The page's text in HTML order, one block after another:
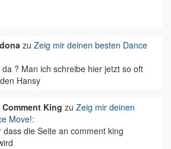
zu Zeig mir deinen besten Dance
? Man ich schreibe hier jetzt so oft
Hansy
King zu Zeig mir deinen
Move!:
dass die Seite an comment king